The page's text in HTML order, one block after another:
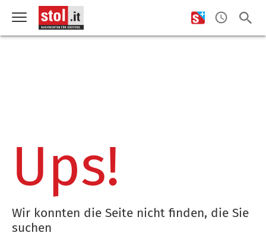
Ups!
Wir konnten die Seite nicht finden, die Sie
suchen